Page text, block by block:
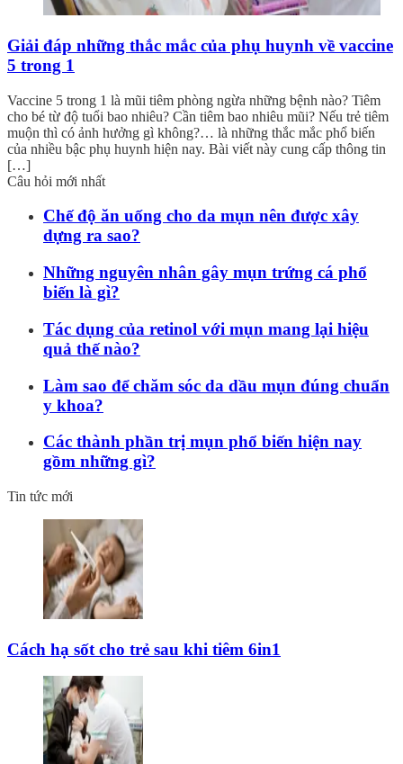
Giải đáp những thắc mắc của phụ huynh về vaccine
5 trong 1
Vaccine 5 trong 1 là mũi tiêm phòng ngừa những bệnh nào? Tiêm
cho bé từ độ tuổi bao nhiêu? Cần tiêm bao nhiêu mũi? Nếu trẻ tiêm
muộn thì có ảnh hưởng gì không?… là những thắc mắc phổ biến
của nhiều bậc phụ huynh hiện nay. Bài viết này cung cấp thông tin
[…]
Câu hỏi mới nhất
Chế độ ăn uống cho da mụn nên được xây
dựng ra sao?
Những nguyên nhân gây mụn trứng cá phổ
biến là gì?
Tác dụng của retinol với mụn mang lại hiệu
quả thế nào?
Làm sao để chăm sóc da dầu mụn đúng chuẩn
y khoa?
Các thành phần trị mụn phổ biến hiện nay
gồm những gì?
Tin tức mới
Cách hạ sốt cho trẻ sau khi tiêm 6in1